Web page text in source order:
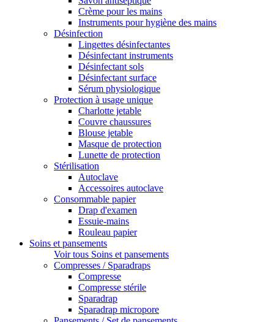
Crème pour les mains
Instruments pour hygiène des mains
Désinfection
Lingettes désinfectantes
Désinfectant instruments
Désinfectant sols
Désinfectant surface
Sérum physiologique
Protection à usage unique
Charlotte jetable
Couvre chaussures
Blouse jetable
Masque de protection
Lunette de protection
Stérilisation
Autoclave
Accessoires autoclave
Consommable papier
Drap d'examen
Essuie-mains
Rouleau papier
Soins et pansements
Voir tous Soins et pansements
Compresses / Sparadraps
Compresse
Compresse stérile
Sparadrap
Sparadrap micropore